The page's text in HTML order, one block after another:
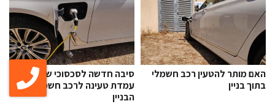
האם מותר להטעין רכב חשמלי
בתוך בניין
סיבה חדשה לסכסוכי שכנים:
עמדת טעינה לרכב חשמלי בחניון
הבניין